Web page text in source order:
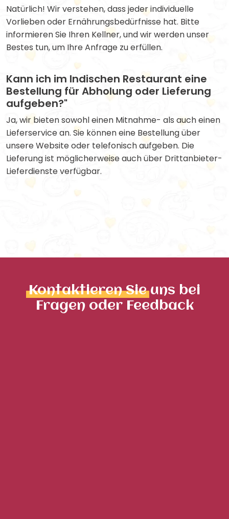
Natürlich! Wir verstehen, dass jeder individuelle
Vorlieben oder Ernährungsbedürfnisse hat. Bitte
informieren Sie Ihren Kellner, und wir werden unser
Bestes tun, um Ihre Anfrage zu erfüllen.
Kann ich im Indischen Restaurant eine
Bestellung für Abholung oder Lieferung
aufgeben?"
Ja, wir bieten sowohl einen Mitnahme- als auch einen
Lieferservice an. Sie können eine Bestellung über
unsere Website oder telefonisch aufgeben. Die
Lieferung ist möglicherweise auch über Drittanbieter-
Lieferdienste verfügbar.
Kontaktieren Sieuns bei
Fragen oder Feedback